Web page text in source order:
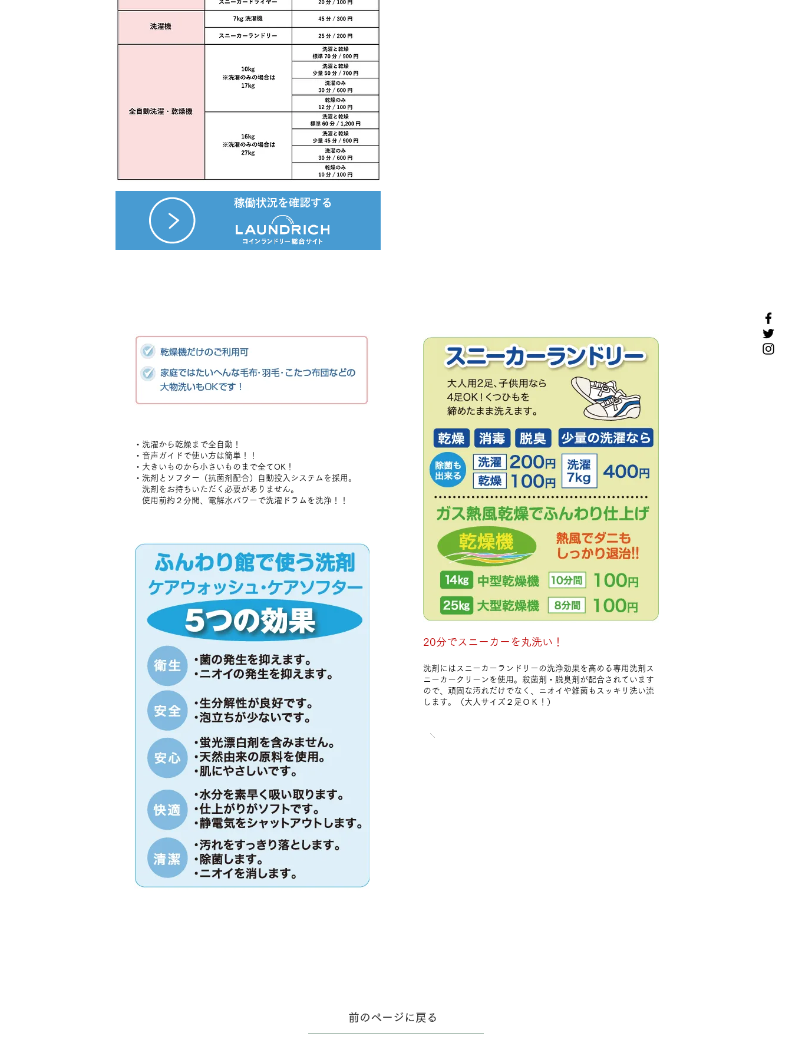
・洗濯から乾燥まで全自動！
・音声ガイドで使い方は簡単！！
・大きいものから小さいものまで全てOK！
・洗剤とソフター（抗菌剤配合）自動投入システムを採用。
洗剤をお持ちいただく必要がありません。
使用前約２分間、電解水パワーで洗濯ドラムを洗浄！！
20分でスニーカーを丸洗い！
洗剤にはスニーカーランドリーの洗浄効果を高める専用洗剤ス
ニーカークリーンを使用。殺菌剤・脱臭剤が配合されています
ので、頑固な汚れだけでなく、ニオイや雑菌もスッキリ洗い流
します。（大人サイズ２足ＯＫ！）
前のページに戻る